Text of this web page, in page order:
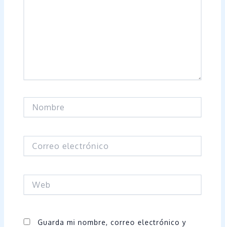
electrónico
Guarda mi nombre, correo electrónico y